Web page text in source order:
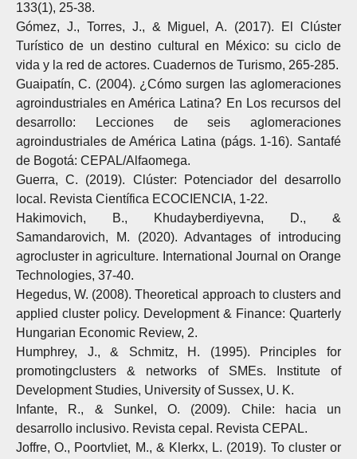
133(1), 25-38.
Gómez, J., Torres, J., & Miguel, A. (2017). El Clúster
Turístico de un destino cultural en México: su ciclo de
vida y la red de actores. Cuadernos de Turismo, 265-285.
Guaipatín, C. (2004). ¿Cómo surgen las aglomeraciones
agroindustriales en América Latina? En Los recursos del
desarrollo: Lecciones de seis aglomeraciones
agroindustriales de América Latina (págs. 1-16). Santafé
de Bogotá: CEPAL/Alfaomega.
Guerra, C. (2019). Clúster: Potenciador del desarrollo
local. Revista Científica ECOCIENCIA, 1-22.
Hakimovich, B., Khudayberdiyevna, D., &
Samandarovich, M. (2020). Advantages of introducing
agrocluster in agriculture. International Journal on Orange
Technologies, 37-40.
Hegedus, W. (2008). Theoretical approach to clusters and
applied cluster policy. Development & Finance: Quarterly
Hungarian Economic Review, 2.
Humphrey, J., & Schmitz, H. (1995). Principles for
promotingclusters & networks of SMEs. Institute of
Development Studies, University of Sussex, U. K.
Infante, R., & Sunkel, O. (2009). Chile: hacia un
desarrollo inclusivo. Revista cepal. Revista CEPAL.
Joffre, O., Poortvliet, M., & Klerkx, L. (2019). To cluster or